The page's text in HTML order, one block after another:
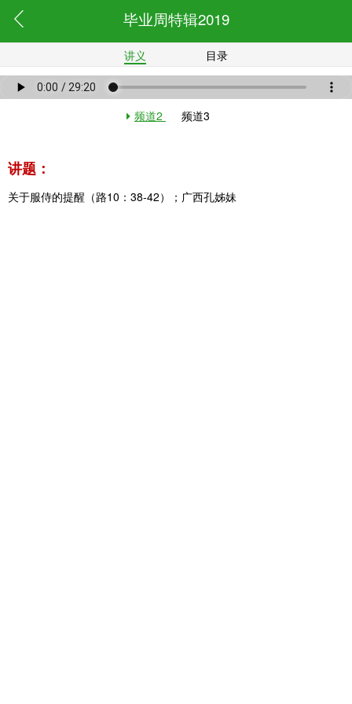
毕业周特辑2019
讲义 目录
频道2 频道3
讲题：
关于服侍的提醒（路10：38-42）；广西孔姊妹